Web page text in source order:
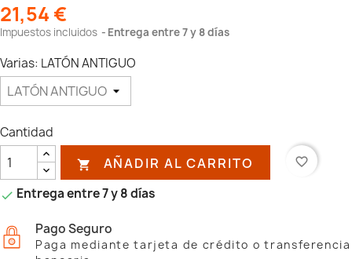
21,54 €
Impuestos incluidos Entrega entre 7 y 8 días
Varias: LATÓN ANTIGUO
Cantidad
 AÑADIR AL CARRITO favorite_border
 Entrega entre 7 y 8 días
Pago Seguro
Paga mediante tarjeta de crédito o transferencia